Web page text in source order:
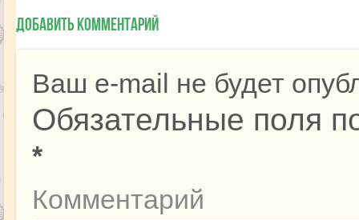
Добавить комментарий
Ваш e-mail не будет
Обязательные поля
*
Комментарий